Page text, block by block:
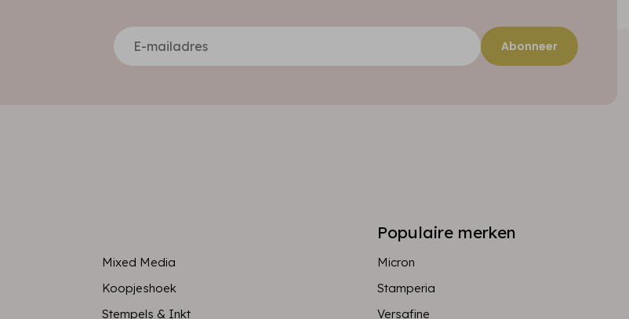
Abonneer
Mixed Media
Koopjeshoek
Stempels & Inkt
Populaire merken
Micron
Stamperia
Versafine